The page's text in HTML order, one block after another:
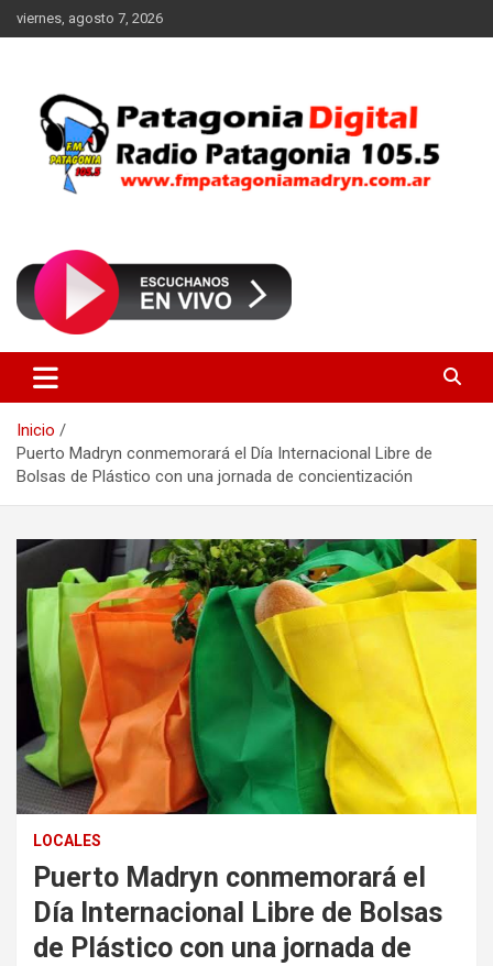
Saltar
al
viernes, agosto 7, 2026
FM Patagonia Madryn
Inicio
Puerto Madryn conmemorará el Día Internacional Libre de
Bolsas de Plástico con una jornada de concientización
LOCALES
Puerto Madryn conmemorará el
Día Internacional Libre de Bolsas
de Plástico con una jornada de